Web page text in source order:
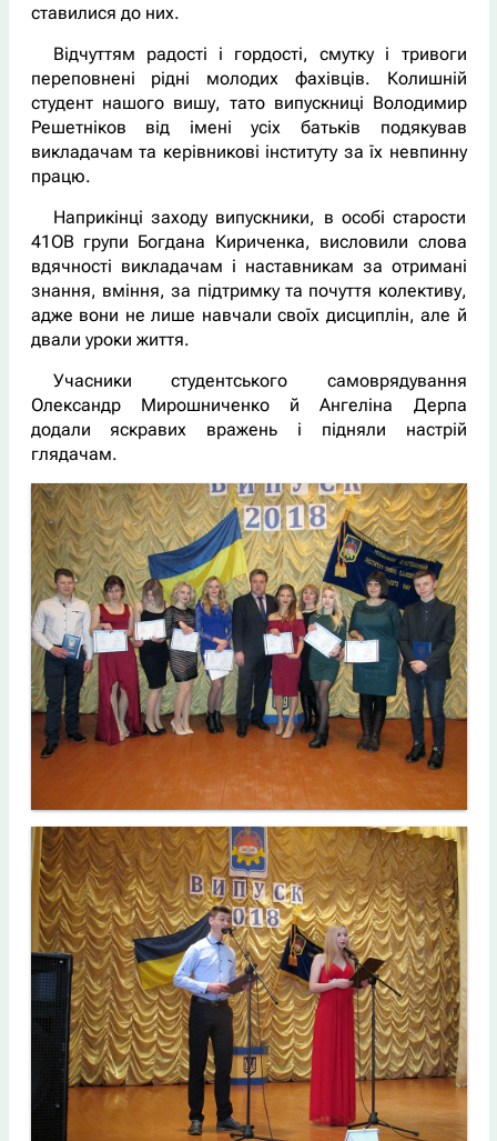
ставилися до них.
Відчуттям радості і гордості, смутку і тривоги
переповнені рідні молодих фахівців. Колишній
студент нашого вишу, тато випускниці Володимир
Решетніков від імені усіх батьків подякував
викладачам та керівникові інституту за їх невпинну
працю.
Наприкінці заходу випускники, в особі старости
41ОВ групи Богдана Кириченка, висловили слова
вдячності викладачам і наставникам за отримані
знання, вміння, за підтримку та почуття колективу,
адже вони не лише навчали своїх дисциплін, але й
двали уроки життя.
Учасники студентського самоврядування
Олександр Мирошниченко й Ангеліна Дерпа
додали яскравих вражень і підняли настрій
глядачам.